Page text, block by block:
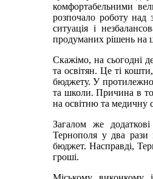
комфортабельними
розпочало роботу над
ситуація і
продуманих рішень на
Скажімо, на сьогодні
та освітян. Це ті
бюджету. У
та школи. Причина в
на освітню та медичну
Загалом же
Тернополя у два рази
бюджет. Насправді,
гроші.